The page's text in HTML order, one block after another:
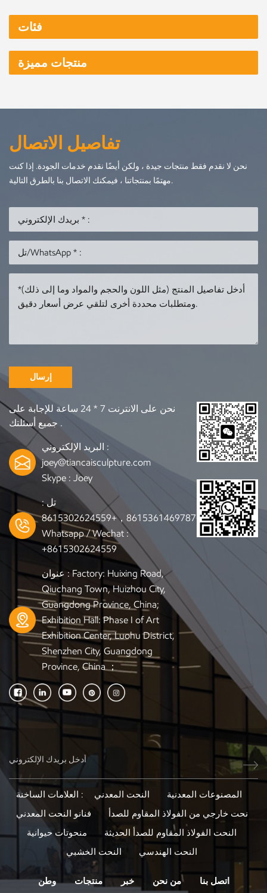
فئات
منتجات مميزة
تفاصيل الاتصال
نحن لا نقدم فقط منتجات جيدة ، ولكن أيضًا نقدم خدمات الجودة. إذا كنت
مهتمًا بمنتجاتنا ، فيمكنك الاتصال بنا بالطرق التالية.
إرسال
نحن على الانترنت 7 * 24 ساعة للإجابة على
جميع أسئلتك .
البريد الإلكتروني :
joey@tiancaisculpture.com
Skype : Joey
تل :
+8615361469787，+8615302624559
Whatsapp / Wechat :
+8615302624559
عنوان : Factory: Huixing Road,
Qiuchang Town, Huizhou City,
Guangdong Province, China;
Exhibition Hall: Phase I of Art
Exhibition Center, Luohu District,
Shenzhen City, Guangdong
Province, China ；
العلامات الساخنة : النحت المعدني
المصنوعات المعدنية
فنانو النحت المعدني
نحت خارجي من الفولاذ المقاوم للصدأ
منحوتات حيوانية
النحت الفولاذ المقاوم للصدأ الحديثة
النحت الخشبي
النحت الهندسي
وطن منتجات خبر من نحن اتصل بنا